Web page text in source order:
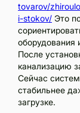
tovarov/
i-stokov/ Это
оборудования
После
канализацию
Сейчас
стабильнее
загрузке.